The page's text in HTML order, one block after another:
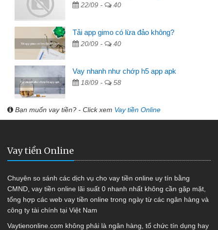
22/09 - 40
Tải app gimo có lừa đảo không?
20/09 - 40
Vay nhanh như chớp h5 app apk
18/09 - 58
Bạn muốn vay tiền? - Click xem Vay tiền Online
Vay tiền Online
Chuyên so sánh các dịch vụ cho vay tiền online uy tín bằng
CMND, vay tiền online lãi suất 0 nhanh nhất không cần gặp mặt,
tổng hợp các web vay tiền online trong ngày từ các ngân hàng và
công ty tài chính tại Việt Nam
Vaytienonline.com không phải là ngân hàng, tổ chức tín dụng hay